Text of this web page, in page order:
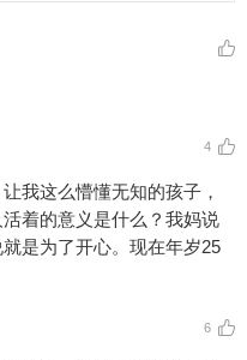
4
我这么懵懂无知的孩子，
着的意义是什么？我妈说
是为了开心。现在年岁25
6